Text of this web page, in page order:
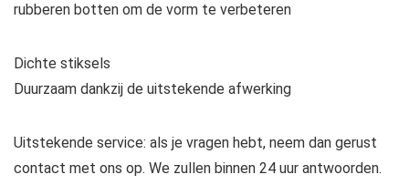
rubberen botten om de vorm te verbeteren
Dichte stiksels
Duurzaam dankzij de uitstekende afwerking
Uitstekende service: als je vragen hebt, neem dan gerust
contact met ons op. We zullen binnen 24 uur antwoorden.